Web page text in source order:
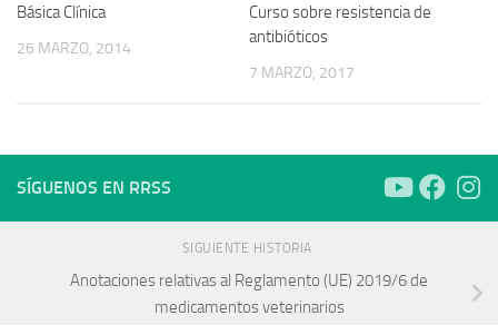
Básica Clínica
26 MARZO, 2014
Curso sobre resistencia de
antibióticos
7 MARZO, 2017
SÍGUENOS EN RRSS
SIGUIENTE HISTORIA
Anotaciones relativas al Reglamento (UE) 2019/6 de
medicamentos veterinarios